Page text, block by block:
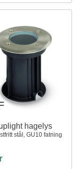
hagelys
stål, GU10 fatning